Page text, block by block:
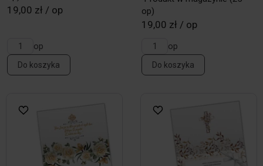
19,00 zł / op
op
Do koszyka
op)
19,00 zł / op
op
Do koszyka